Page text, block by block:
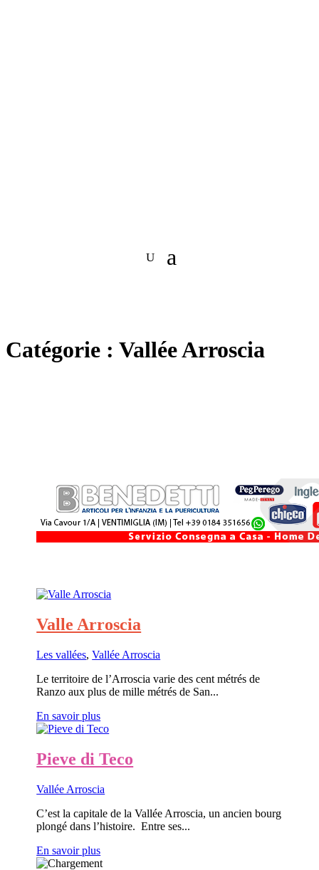
Catégorie : Vallée Arroscia
Valle Arroscia
Les vallées,Vallée Arroscia
Le territoire de l’Arroscia varie des cent métrés de
Ranzo aux plus de mille métrés de San...
En savoir plus
Pieve di Teco
Vallée Arroscia
C’est la capitale de la Vallée Arroscia, un ancien bourg
plongé dans l’histoire. Entre ses...
En savoir plus